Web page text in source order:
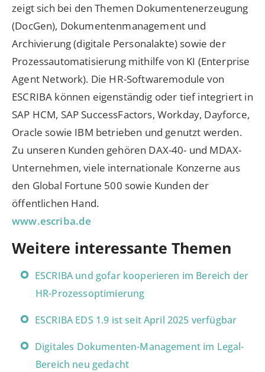
zeigt sich bei den Themen Dokumentenerzeugung
(DocGen), Dokumentenmanagement und
Archivierung (digitale Personalakte) sowie der
Prozessautomatisierung mithilfe von KI (Enterprise
Agent Network). Die HR-Softwaremodule von
ESCRIBA können eigenständig oder tief integriert in
SAP HCM, SAP SuccessFactors, Workday, Dayforce,
Oracle sowie IBM betrieben und genutzt werden.
Zu unseren Kunden gehören DAX-40- und MDAX-
Unternehmen, viele internationale Konzerne aus
den Global Fortune 500 sowie Kunden der
öffentlichen Hand.
www.escriba.de
Weitere interessante Themen
ESCRIBA und gofar kooperieren im Bereich der
HR-Prozessoptimierung
ESCRIBA EDS 1.9 ist seit April 2025 verfügbar
Digitales Dokumenten-Management im Legal-
Bereich neu gedacht